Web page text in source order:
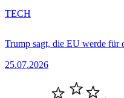
Trump sagt, die EU werde für
25.07.2026
TECH